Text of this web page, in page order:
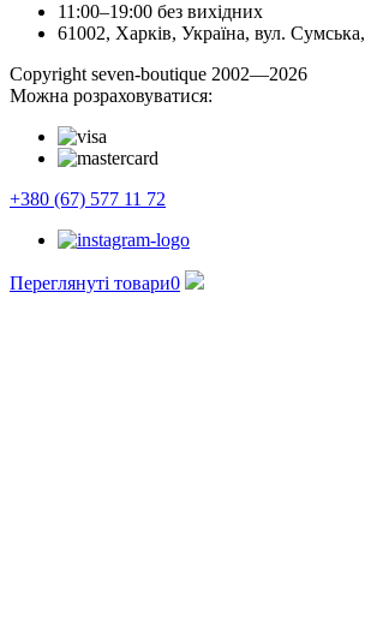
11:00–19:00 без вихідних
61002, Харків, Україна, вул. Сумська,
Сopyright seven-boutique 2002—2026
Можна розраховуватися:
+380 (67) 577 11 72
Переглянуті товари0